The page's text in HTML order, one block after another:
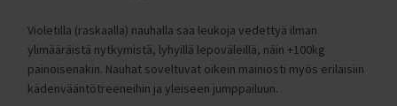
Violetilla (raskaalla) nauhalla saa leukoja vedettyä ilman
ylimääräistä nytkymistä, lyhyillä lepoväleillä, näin +100kg
painoisenakin. Nauhat soveltuvat oikein mainiosti myös erilaisiin
kädenvääntötreeneihin ja yleiseen jumppailuun.